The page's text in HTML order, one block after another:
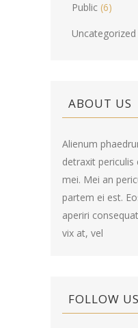
Public (6)
Uncategorized
ABOUT US
Alienum
detraxit periculis
mei. Mei an
partem ei est.
aperiri
vix at, vel
FOLLOW US